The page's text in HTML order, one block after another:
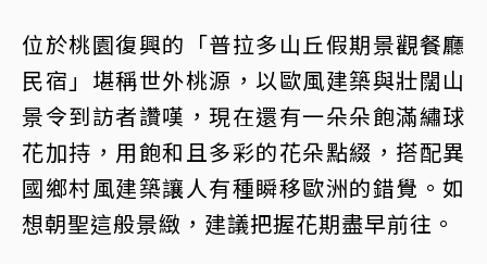
位於桃園復興的「普拉多山丘假期景觀餐廳
民宿」堪稱世外桃源，以歐風建築與壯闊山
景令到訪者讚嘆，現在還有一朵朵飽滿繡球
花加持，用飽和且多彩的花朵點綴，搭配異
國鄉村風建築讓人有種瞬移歐洲的錯覺。如
想朝聖這般景緻，建議把握花期盡早前往。